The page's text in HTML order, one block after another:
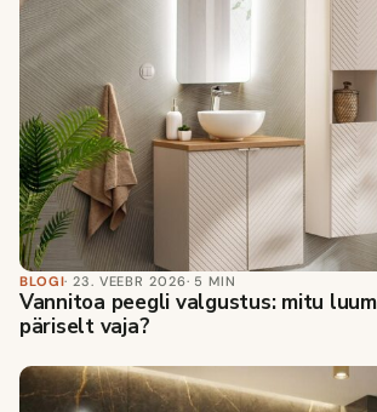
BLOGI· 23. VEEBR 2026· 5 MIN
Vannitoa peegli valgustus: mitu
päriselt vaja?